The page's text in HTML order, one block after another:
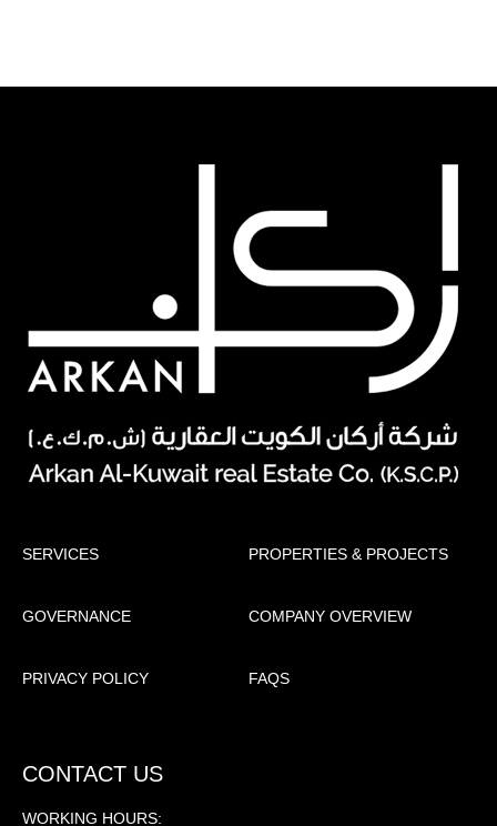
SERVICES PROPERTIES & PROJECTS
GOVERNANCE COMPANY OVERVIEW
PRIVACY POLICY FAQS
CONTACT US
WORKING HOURS: